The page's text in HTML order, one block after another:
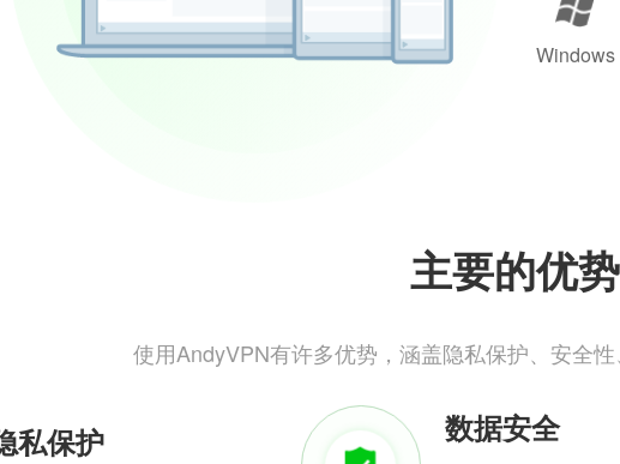
Windows
主要的优势
使用AndyVPN有许多优势，涵盖隐私保护、安全
私保护 数据安全